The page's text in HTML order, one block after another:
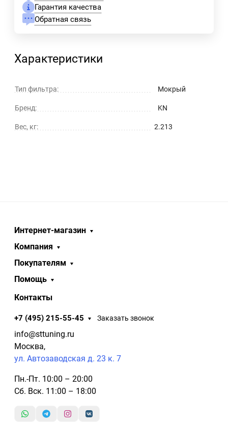
Гарантия качества
Обратная связь
Характеристики
Тип фильтра: Мокрый
Бренд: KN
Вес, кг: 2.213
Интернет-магазин
Компания
Покупателям
Помощь
Контакты
+7 (495) 215-55-45 Заказать звонок
info@sttuning.ru
Москва,
ул. Автозаводская д. 23 к. 7
Пн.-Пт. 10:00 – 20:00
Сб. Вск. 11:00 – 18:00